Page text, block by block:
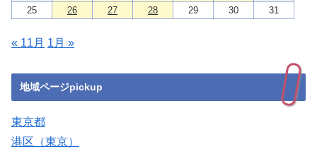
25
26 27 28 29 30 31
« 11月 1月 »
地域ページpickup
東京都
港区（東京）